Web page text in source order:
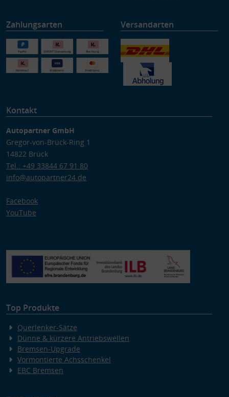
Zahlungsarten Versandarten
Kontakt
Autopartner GmbH
Gregor-von-Brück-Ring 1
14822 Brück
Tel.: +49 33844 67 91 80
info@autopartner24.de
Facebook
YouTube
Top Produkte
Querlenker-Sätze
Dünne & kürzere Antriebswellen
Bremsen-Upgrade
Vormontierte Achsschenkel
EBC Bremsen